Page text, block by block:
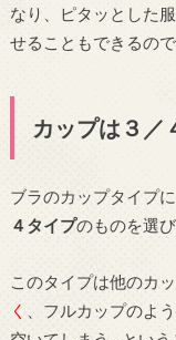
なり、ピタッとした
せることもできるの
カップは３／
ブラのカップタイプ
４タイプのものを選び
このタイプは他のカ
く
、フルカップのよ